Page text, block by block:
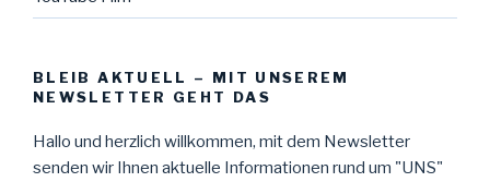
BLEIB AKTUELL – MIT UNSEREM
NEWSLETTER GEHT DAS
Hallo und herzlich willkommen, mit dem Newsletter
senden wir Ihnen aktuelle Informationen rund um "UNS"